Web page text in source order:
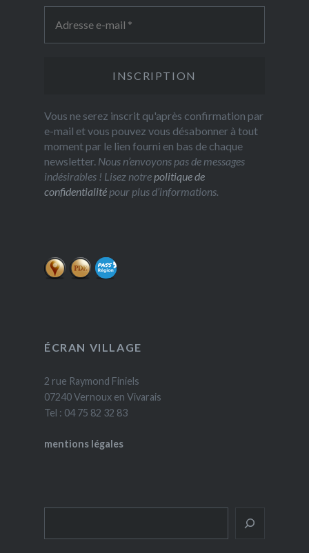
Vous ne serez inscrit qu'après confirmation par
e-mail et vous pouvez vous désabonner à tout
moment par le lien fourni en bas de chaque
newsletter. Nous n’envoyons pas de messages
indésirables ! Lisez notre politique de
confidentialitépour plus d’informations.
ÉCRAN VILLAGE
2 rue Raymond Finiels
07240 Vernoux en Vivarais
Tel : 04 75 82 32 83
mentions légales